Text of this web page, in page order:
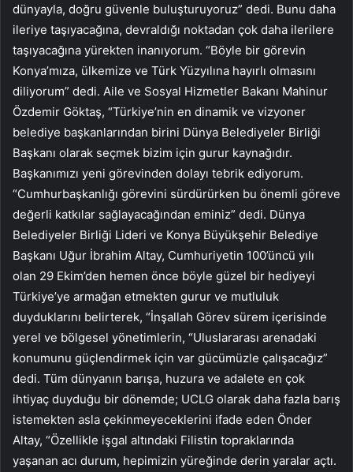
dünyayla, doğru güvenle buluşturuyoruz” dedi. Bunu daha
ileriye taşıyacağına, devraldığı noktadan çok daha ilerilere
taşıyacağına yürekten inanıyorum. “Böyle bir görevin
Konya’mıza, ülkemize ve Türk Yüzyılına hayırlı olmasını
diliyorum” dedi. Aile ve Sosyal Hizmetler Bakanı Mahinur
Özdemir Göktaş, “Türkiye’nin en dinamik ve vizyoner
belediye başkanlarından birini Dünya Belediyeler Birliği
Başkanı olarak seçmek bizim için gurur kaynağıdır.
Başkanımızı yeni görevinden dolayı tebrik ediyorum.
“Cumhurbaşkanlığı görevini sürdürürken bu önemli göreve
değerli katkılar sağlayacağından eminiz” dedi. Dünya
Belediyeler Birliği Lideri ve Konya Büyükşehir Belediye
Başkanı Uğur İbrahim Altay, Cumhuriyetin 100’üncü yılı
olan 29 Ekim’den hemen önce böyle güzel bir hediyeyi
Türkiye’ye armağan etmekten gurur ve mutluluk
duyduklarını belirterek, “İnşallah Görev sürem içerisinde
yerel ve bölgesel yönetimlerin, “Uluslararası arenadaki
konumunu güçlendirmek için var gücümüzle çalışacağız”
dedi. Tüm dünyanın barışa, huzura ve adalete en çok
ihtiyaç duyduğu bir dönemde; UCLG olarak daha fazla barış
istemekten asla çekinmeyeceklerini ifade eden Önder
Altay, “Özellikle işgal altındaki Filistin topraklarında
yaşanan acı durum, hepimizin yüreğinde derin yaralar açtı.